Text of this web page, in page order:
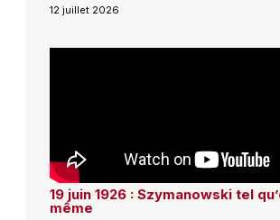
12 juillet 2026
19 juin 1926 : Szymanowski tel
même